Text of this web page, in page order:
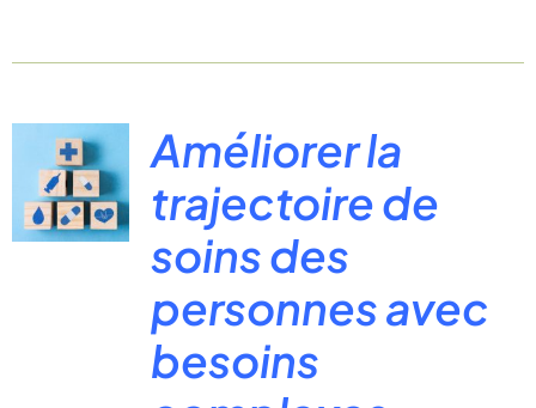
Améliorer la
trajectoire de
soins des
personnes avec
besoins